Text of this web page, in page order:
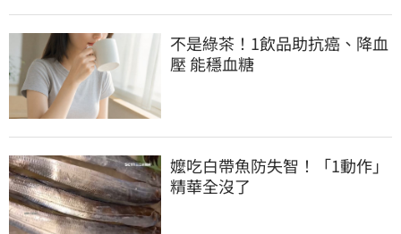
不是綠茶！1飲品助抗癌、降血
壓 能穩血糖
嬤吃白帶魚防失智！「1動作」
精華全沒了